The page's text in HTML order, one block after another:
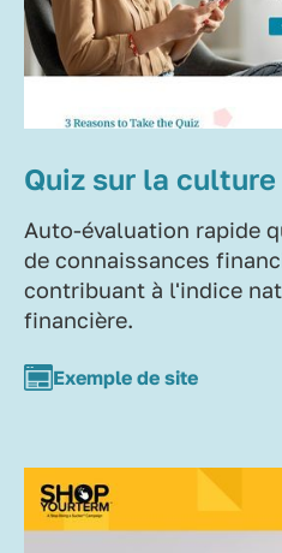
Quiz sur la
Auto-évaluation rapide
de connaissances
contribuant à l'indice
financière.
Exemple de site